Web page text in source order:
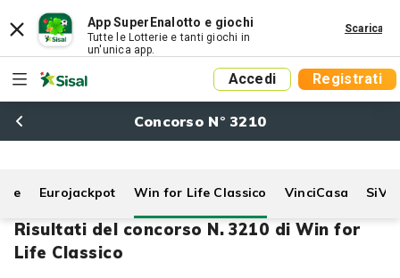
App SuperEnalotto e giochi
Tutte le Lotterie e tanti giochi in
un'unica app.
Scarica
Accedi Registrati
Concorso N° 3210
Eurojackpot Win for Life Classico VinciCasa
Risultati del concorso N. 3210 di Win for
Life Classico